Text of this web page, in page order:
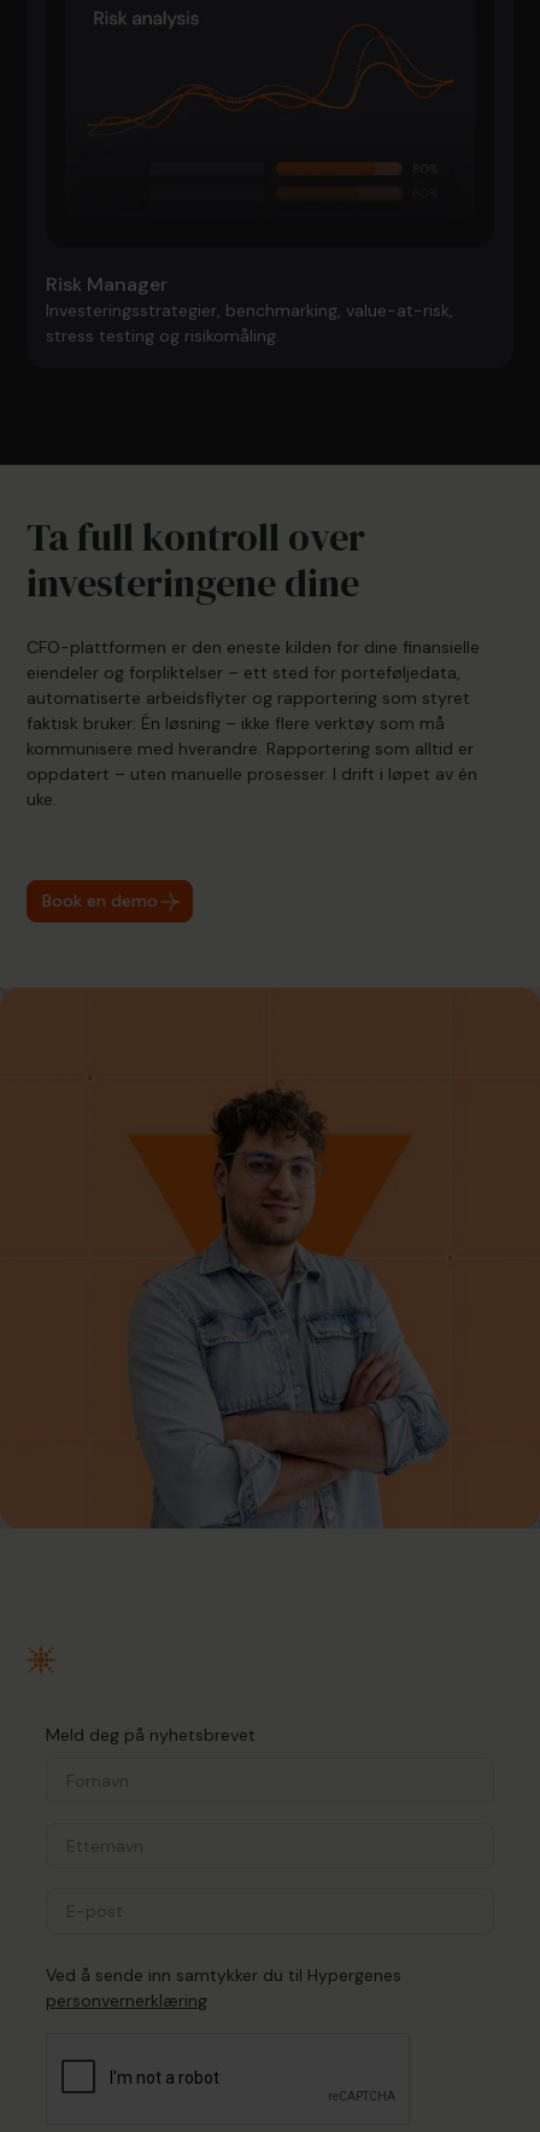
Risk Manager
Investeringsstrategier, benchmarking, value-at-risk,
stress testing og risikomåling.
Ta full kontroll over
investeringene dine
CFO-plattformen er den eneste kilden for dine finansielle
eiendeler og forpliktelser – ett sted for porteføljedata,
automatiserte arbeidsflyter og rapportering som styret
faktisk bruker: Én løsning – ikke flere verktøy som må
kommunisere med hverandre. Rapportering som alltid er
oppdatert – uten manuelle prosesser. I drift i løpet av én
uke.
Book en demo
Meld deg på nyhetsbrevet
Ved å sende inn samtykker du til Hypergenes
personvernerklæring